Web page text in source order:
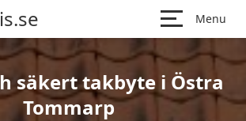
Menu
säkert takbyte i Östra
Tommarp